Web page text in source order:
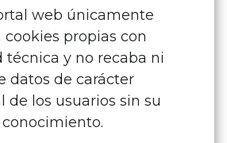
RÁPIDOS Y
CUALQUIER
QUE HAYA
web únicamente
cookies propias con
técnica y no recaba ni
datos de carácter
de los usuarios sin su
conocimiento.